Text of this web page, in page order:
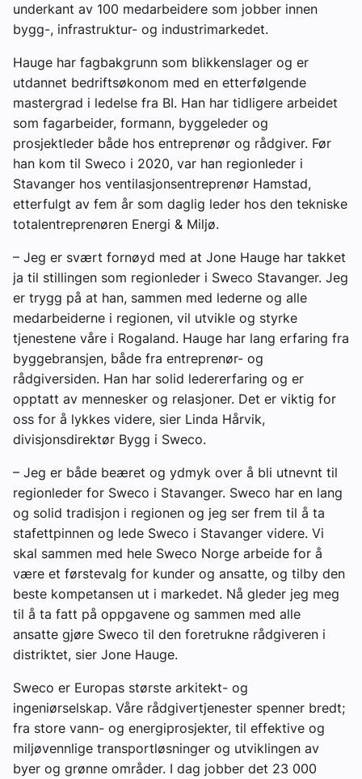
underkant av 100 medarbeidere som jobber innen
bygg-, infrastruktur- og industrimarkedet.
Hauge har fagbakgrunn som blikkenslager og er
utdannet bedriftsøkonom med en etterfølgende
mastergrad i ledelse fra BI. Han har tidligere arbeidet
som fagarbeider, formann, byggeleder og
prosjektleder både hos entreprenør og rådgiver. Før
han kom til Sweco i 2020, var han regionleder i
Stavanger hos ventilasjonsentreprenør Hamstad,
etterfulgt av fem år som daglig leder hos den tekniske
totalentreprenøren Energi & Miljø.
– Jeg er svært fornøyd med at Jone Hauge har takket
ja til stillingen som regionleder i Sweco Stavanger. Jeg
er trygg på at han, sammen med lederne og alle
medarbeiderne i regionen, vil utvikle og styrke
tjenestene våre i Rogaland. Hauge har lang erfaring fra
byggebransjen, både fra entreprenør- og
rådgiversiden. Han har solid ledererfaring og er
opptatt av mennesker og relasjoner. Det er viktig for
oss for å lykkes videre, sier Linda Hårvik,
divisjonsdirektør Bygg i Sweco.
– Jeg er både beæret og ydmyk over å bli utnevnt til
regionleder for Sweco i Stavanger. Sweco har en lang
og solid tradisjon i regionen og jeg ser frem til å ta
stafettpinnen og lede Sweco i Stavanger videre. Vi
skal sammen med hele Sweco Norge arbeide for å
være et førstevalg for kunder og ansatte, og tilby den
beste kompetansen ut i markedet. Nå gleder jeg meg
til å ta fatt på oppgavene og sammen med alle
ansatte gjøre Sweco til den foretrukne rådgiveren i
distriktet, sier Jone Hauge.
Sweco er Europas største arkitekt- og
ingeniørselskap. Våre rådgivertjenester spenner bredt;
fra store vann- og energiprosjekter, til effektive og
miljøvennlige transportløsninger og utviklingen av
byer og grønne områder. I dag jobber det 23 000